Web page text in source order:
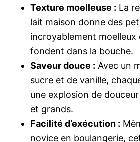
Texture moelleuse : La
lait maison donne des
incroyablement moelleux
fondent dans la bouche.
Saveur douce : Avec un
sucre et de vanille,
une explosion de
et grands.
Facilité d’exécution :
novice en boulangerie,